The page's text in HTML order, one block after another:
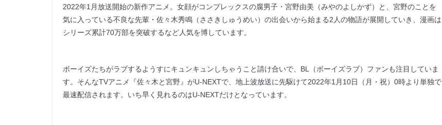
2022年1月放送開始の新作アニメ。女顔がコンプレックスの腐男子・宮野由美（みやのよしかず）と、宮野のことを
気に入っている不良な先輩・佐々木秀鳴（ささきしゅうめい）の出会いから始まる2人の物語が展開していき、漫画は
シリーズ累計70万部を突破するなど人気を博しています。
ボーイズたちがラブするようすにキュンキュンしちゃうこと請け合いで、BL（ボーイズラブ）ファンも注目していま
す。そんなTVアニメ『佐々木と宮野』がU-NEXTで、地上波放送に先駆けて2022年1月10日（月・祝）0時より単独で
最速配信されます。いち早く見れるのはU-NEXTだけとなっています。